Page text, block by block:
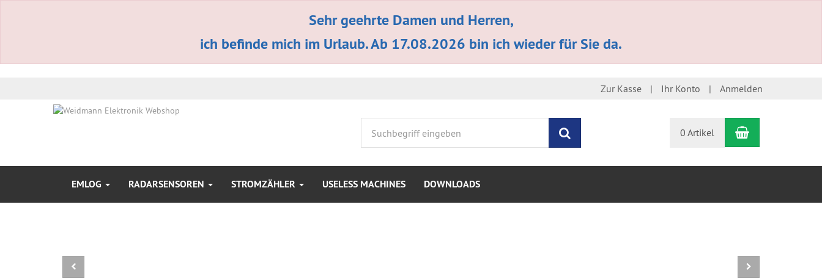
Sehr geehrte Damen und Herren,
ich befinde mich im Urlaub. Ab 17.08.2026 bin ich wieder für Sie da.
Zur Kasse Ihr Konto Anmelden
0 Artikel Warenkorb
EMLOG RADARSENSOREN STROMZÄHLER USELESS MACHINES DOWNLOADS